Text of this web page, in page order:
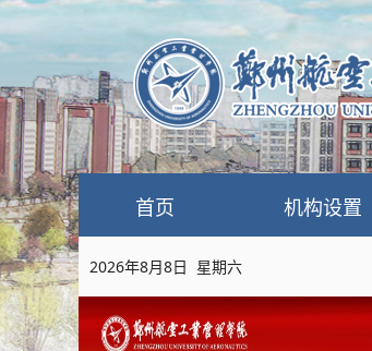
首页 机构设置
2026年8月8日 星期六